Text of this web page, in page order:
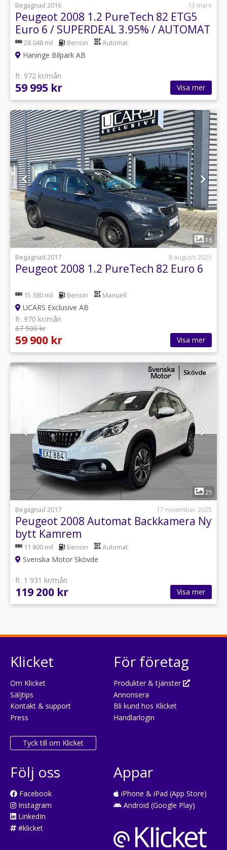
Begagnad 2016
13 mars
Peugeot 2008 1.2 PureTech 82 ETG5
Euro 6 / SUPERDEAL 3.95% / AUTOMAT
28 048 mil Bensin Automat
Haninge Bilpark AB
fr. 972 kr/mån
59 995 kr Visa mer
1
16
Begagnad 2017
8 augusti 2025
Peugeot 2008 1.2 PureTech 82 Euro 6
15 380 mil Bensin Manuell
UCARS Exclusive AB
fr. 970 kr/mån
67 500 kr
59 900 kr Visa mer
25
Begagnad 2017
17 november 2025
Peugeot 2008 Automat Backkamera Ny
bytt Kamrem
11 800 mil Bensin Automat
Svenska Motor Skövde
fr. 1 931 kr/mån
119 200 kr Visa mer
Klicket
Om Klicket
Säljtips
Kontakt & support
Press
Tyck till om Klicket
För företag
Produkter & tjänster
Annonsera
Bli kund hos Klicket
Handlarlogin
Följ oss
Facebook
Instagram
LinkedIn
#klicket
Appar
iPhone & iPad (App Store)
Android (Google Play)